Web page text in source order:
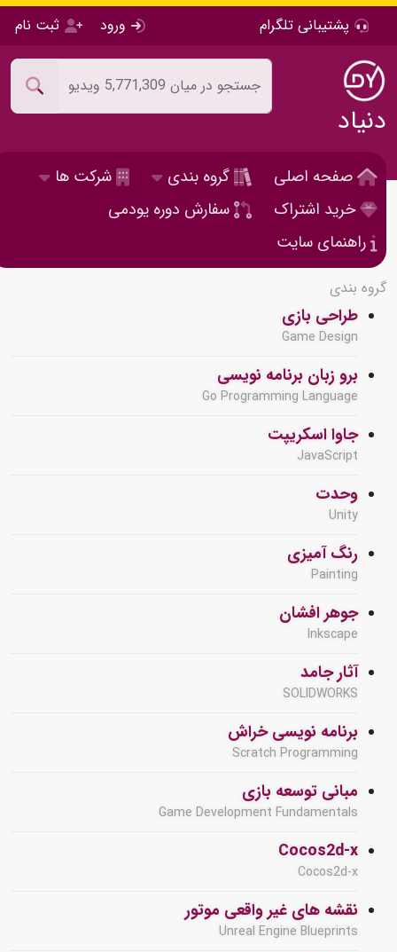
پشتیبانی تلگرام ورود ثبت نام
دنیاد
صفحه اصلی گروه بندی
شرکت ها
خرید اشتراک
سفارش دوره یودمی
راهنمای سایت
گروه بندی
طراحی بازی
Game Design
برو زبان برنامه نویسی
Go Programming Language
جاوا اسکریپت
JavaScript
وحدت
Unity
رنگ آمیزی
Painting
جوهر افشان
Inkscape
آثار جامد
SOLIDWORKS
برنامه نویسی خراش
Scratch Programming
مبانی توسعه بازی
Game Development Fundamentals
Cocos2d-x
Cocos2d-x
نقشه های غیر واقعی موتور
Unreal Engine Blueprints